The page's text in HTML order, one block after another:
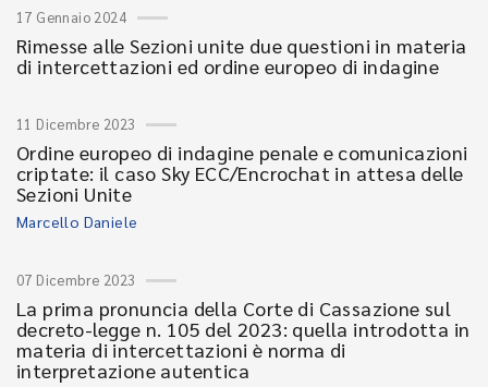
17 Gennaio 2024
Rimesse alle Sezioni unite due questioni in materia
di intercettazioni ed ordine europeo di indagine
11 Dicembre 2023
Ordine europeo di indagine penale e comunicazioni
criptate: il caso Sky ECC/Encrochat in attesa delle
Sezioni Unite
Marcello Daniele
07 Dicembre 2023
La prima pronuncia della Corte di Cassazione sul
decreto-legge n. 105 del 2023: quella introdotta in
materia di intercettazioni è norma di
interpretazione autentica